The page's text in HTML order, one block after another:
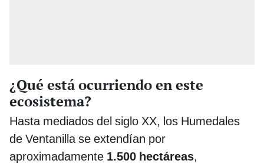
¿Qué está ocurriendo en este
ecosistema?
Hasta mediados del siglo XX, los Humedales
de Ventanilla se extendían por
aproximadamente 1.500 hectáreas,